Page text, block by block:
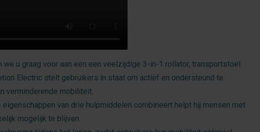
we u graag voor aan een een veelzijdige 3-in-1 rollator, transportstoel
Electric stelt gebruikers in staat om actief en ondersteund te
verminderende mobiliteit.
van drie hulpmiddelen combineert helpt hij mensen met
mogelijk te blijven.